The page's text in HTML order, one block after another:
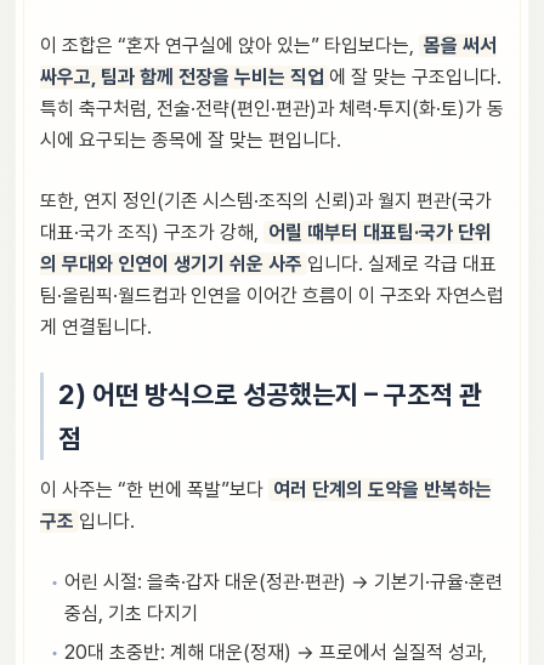
이 조합은 “혼자 연구실에 앉아 있는” 타입보다는, 몸을 써서
싸우고, 팀과 함께 전장을 누비는 직업 에 잘 맞는 구조입니다.
특히 축구처럼, 전술·전략(편인·편관)과 체력·투지(화·토)가 동
시에 요구되는 종목에 잘 맞는 편입니다.
또한, 연지 정인(기존 시스템·조직의 신뢰)과 월지 편관(국가
대표·국가 조직) 구조가 강해, 어릴 때부터 대표팀·국가 단위
의 무대와 인연이 생기기 쉬운 사주 입니다. 실제로 각급 대표
팀·올림픽·월드컵과 인연을 이어간 흐름이 이 구조와 자연스럽
게 연결됩니다.
2) 어떤 방식으로 성공했는지 – 구조적 관
점
이 사주는 “한 번에 폭발”보다 여러 단계의 도약을 반복하는
구조 입니다.
어린 시절: 을축·갑자 대운(정관·편관) → 기본기·규율·훈련
중심, 기초 다지기
20대 초중반: 계해 대운(정재) → 프로에서 실질적 성과,